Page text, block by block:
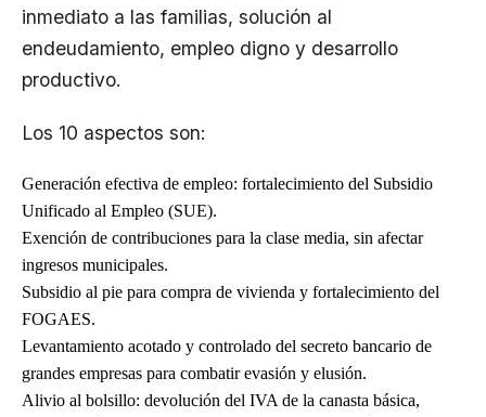
inmediato a las familias, solución al
endeudamiento, empleo digno y desarrollo
productivo.
Los 10 aspectos son:
Generación efectiva de empleo: fortalecimiento del Subsidio
Unificado al Empleo (SUE).
Exención de contribuciones para la clase media, sin afectar
ingresos municipales.
Subsidio al pie para compra de vivienda y fortalecimiento del
FOGAES.
Levantamiento acotado y controlado del secreto bancario de
grandes empresas para combatir evasión y elusión.
Alivio al bolsillo: devolución del IVA de la canasta básica,